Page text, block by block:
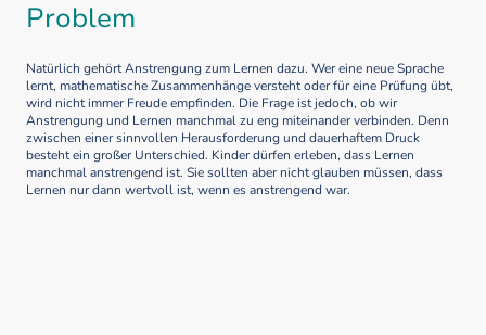
Problem
Natürlich gehört Anstrengung zum Lernen dazu. Wer eine neue Sprache
lernt, mathematische Zusammenhänge versteht oder für eine Prüfung übt,
wird nicht immer Freude empfinden. Die Frage ist jedoch, ob wir
Anstrengung und Lernen manchmal zu eng miteinander verbinden. Denn
zwischen einer sinnvollen Herausforderung und dauerhaftem Druck
besteht ein großer Unterschied. Kinder dürfen erleben, dass Lernen
manchmal anstrengend ist. Sie sollten aber nicht glauben müssen, dass
Lernen nur dann wertvoll ist, wenn es anstrengend war.